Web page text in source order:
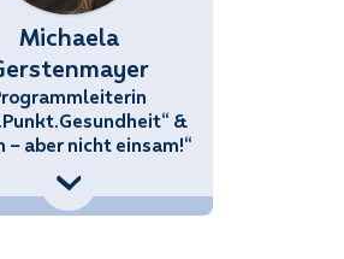
Michaela
&
– aber nicht einsam!“